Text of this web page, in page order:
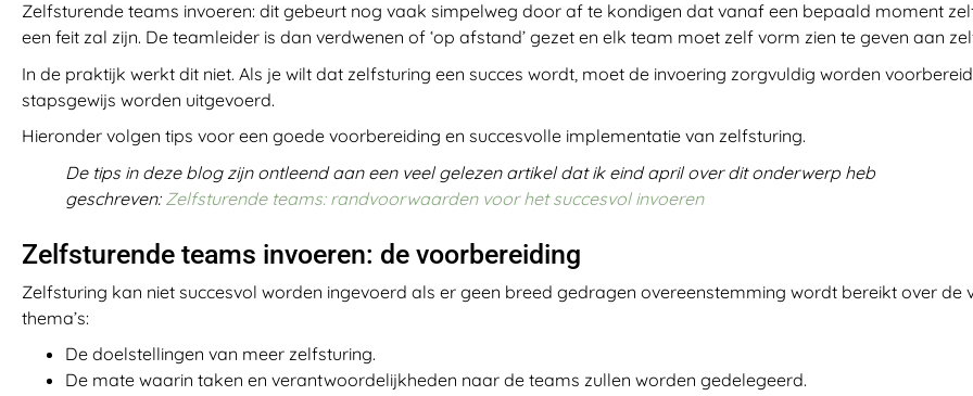
Zelfsturende teams invoeren: dit gebeurt nog vaak simpelweg door af te kondigen dat vanaf een bepaald moment
een feit zal zijn. De teamleider is dan verdwenen of ‘op afstand’ gezet en elk team moet zelf vorm zien te geven aan
In de praktijk werkt dit niet. Als je wilt dat zelfsturing een succes wordt, moet de invoering zorgvuldig worden
stapsgewijs worden uitgevoerd.
Hieronder volgen tips voor een goede voorbereiding en succesvolle implementatie van zelfsturing.
De tips in deze blog zijn ontleend aan een veel gelezen artikel dat ik eind april over dit onderwerp heb
geschreven: Zelfsturende teams: randvoorwaarden voor het succesvol invoeren
Zelfsturende teams invoeren: de voorbereiding
Zelfsturing kan niet succesvol worden ingevoerd als er geen breed gedragen overeenstemming wordt bereikt over de
thema’s:
De doelstellingen van meer zelfsturing.
De mate waarin taken en verantwoordelijkheden naar de teams zullen worden gedelegeerd.